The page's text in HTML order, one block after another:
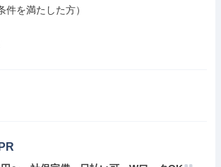
件を満たした方）